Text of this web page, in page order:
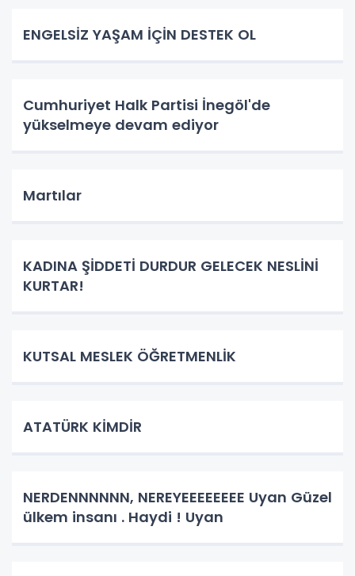
ENGELSİZ YAŞAM İÇİN DESTEK OL
Cumhuriyet Halk Partisi İnegöl'de
yükselmeye devam ediyor
Martılar
KADINA ŞİDDETİ DURDUR GELECEK NESLİNİ
KURTAR!
KUTSAL MESLEK ÖĞRETMENLİK
ATATÜRK KİMDİR
NERDENNNNNN, NEREYEEEEEEEE Uyan Güzel
ülkem insanı . Haydi ! Uyan